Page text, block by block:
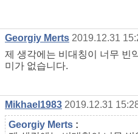
Georgiy Merts 2019.12.31
제 생각에는 비대칭이 너무 빈
미가 없습니다.
Mikhael1983 2019.12.31
Georgiy Merts :